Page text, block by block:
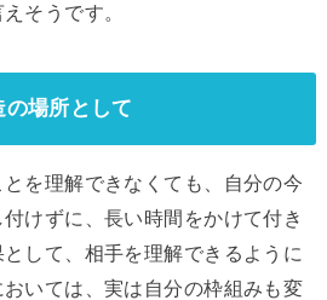
そうです。
場所として
を理解できなくても、自分の今
けずに、長い時間をかけて付き
して、相手を理解できるように
いては、実は自分の枠組みも変